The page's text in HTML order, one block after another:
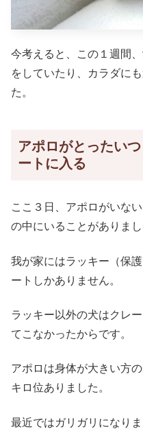
今考えると、この１週間
をしていたり、カラダに
た。
アポロがとったい
ートに入る
ここ３日、アポロがいな
の中にいることがありまし
我が家にはラッキー（保
ートしかありません。
ラッキー以外の犬はクレ
てこなかったからです。
アポロは身体が大きい方
キロ位ありました。
最近ではガリガリになり